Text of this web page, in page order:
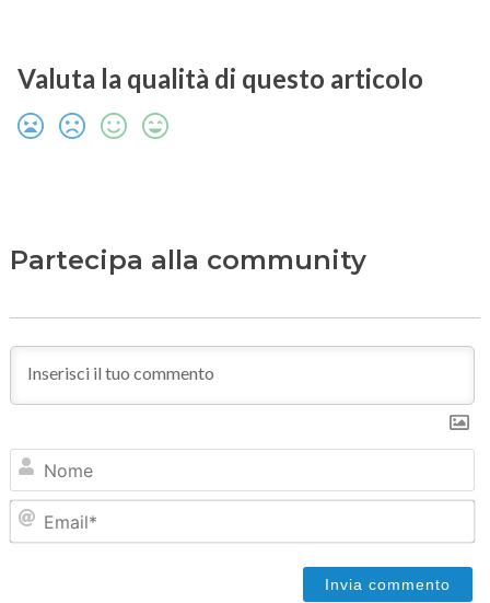
Valuta la qualità di questo articolo
Partecipa alla community